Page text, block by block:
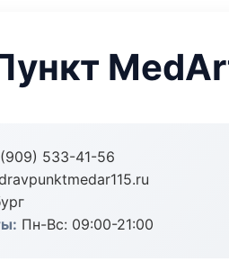
533-41-56
Пн-Вс: 09:00-21:00